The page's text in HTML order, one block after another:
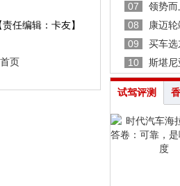
责任编辑：卡友】
页
07
领势
08
康迈
09
买车
10
斯堪尼
试驾评测